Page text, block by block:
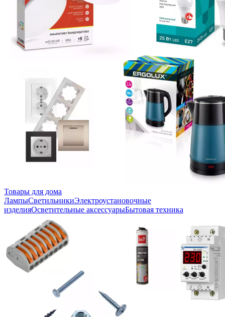
Товары для дома
ЛампыСветильникиЭлектроустановочные
изделияОсветительные аксессуарыБытовая техника